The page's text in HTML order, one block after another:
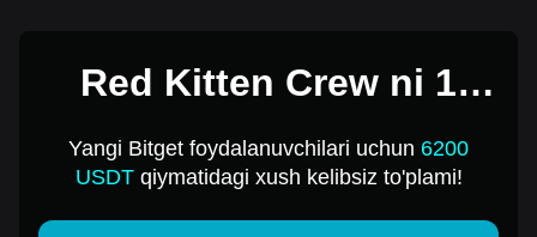
Red Kitten Crew ni 1
Yangi Bitget foydalanuvchilari uchun 6200
USDTqiymatidagi xush kelibsiz to'plami!